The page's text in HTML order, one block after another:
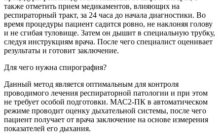
также отметить прием медикаментов, влияющих на
респираторный тракт, за 24 часа до начала диагностики. Во
время процедуры пациент садится ровно, не наклоняя голову
и не сгибая туловище. Затем он дышит в специальную трубку,
следуя инструкциям врача. После чего специалист оценивает
результаты и готовит заключение.
Для чего нужна спирография?
Данный метод является оптимальным для контроля
проводимого лечения респираторной патологии и при этом
не требует особой подготовки. МАС2-ПК в автоматическом
режиме проводит оценку дыхательной системы, после чего
пациент получает от врача заключение на основе измерения
показателей его дыхания.